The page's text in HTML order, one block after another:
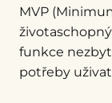
MVP
funkce
potřeby